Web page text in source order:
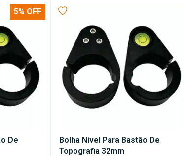
5% OFF
De
Bolha Nivel Para Bastão De
Topografia 32mm